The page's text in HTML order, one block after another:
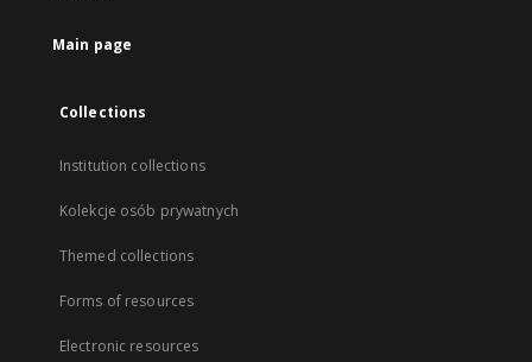
Main page
Collections
Institution collections
Kolekcje osób prywatnych
Themed collections
Forms of resources
Electronic resources